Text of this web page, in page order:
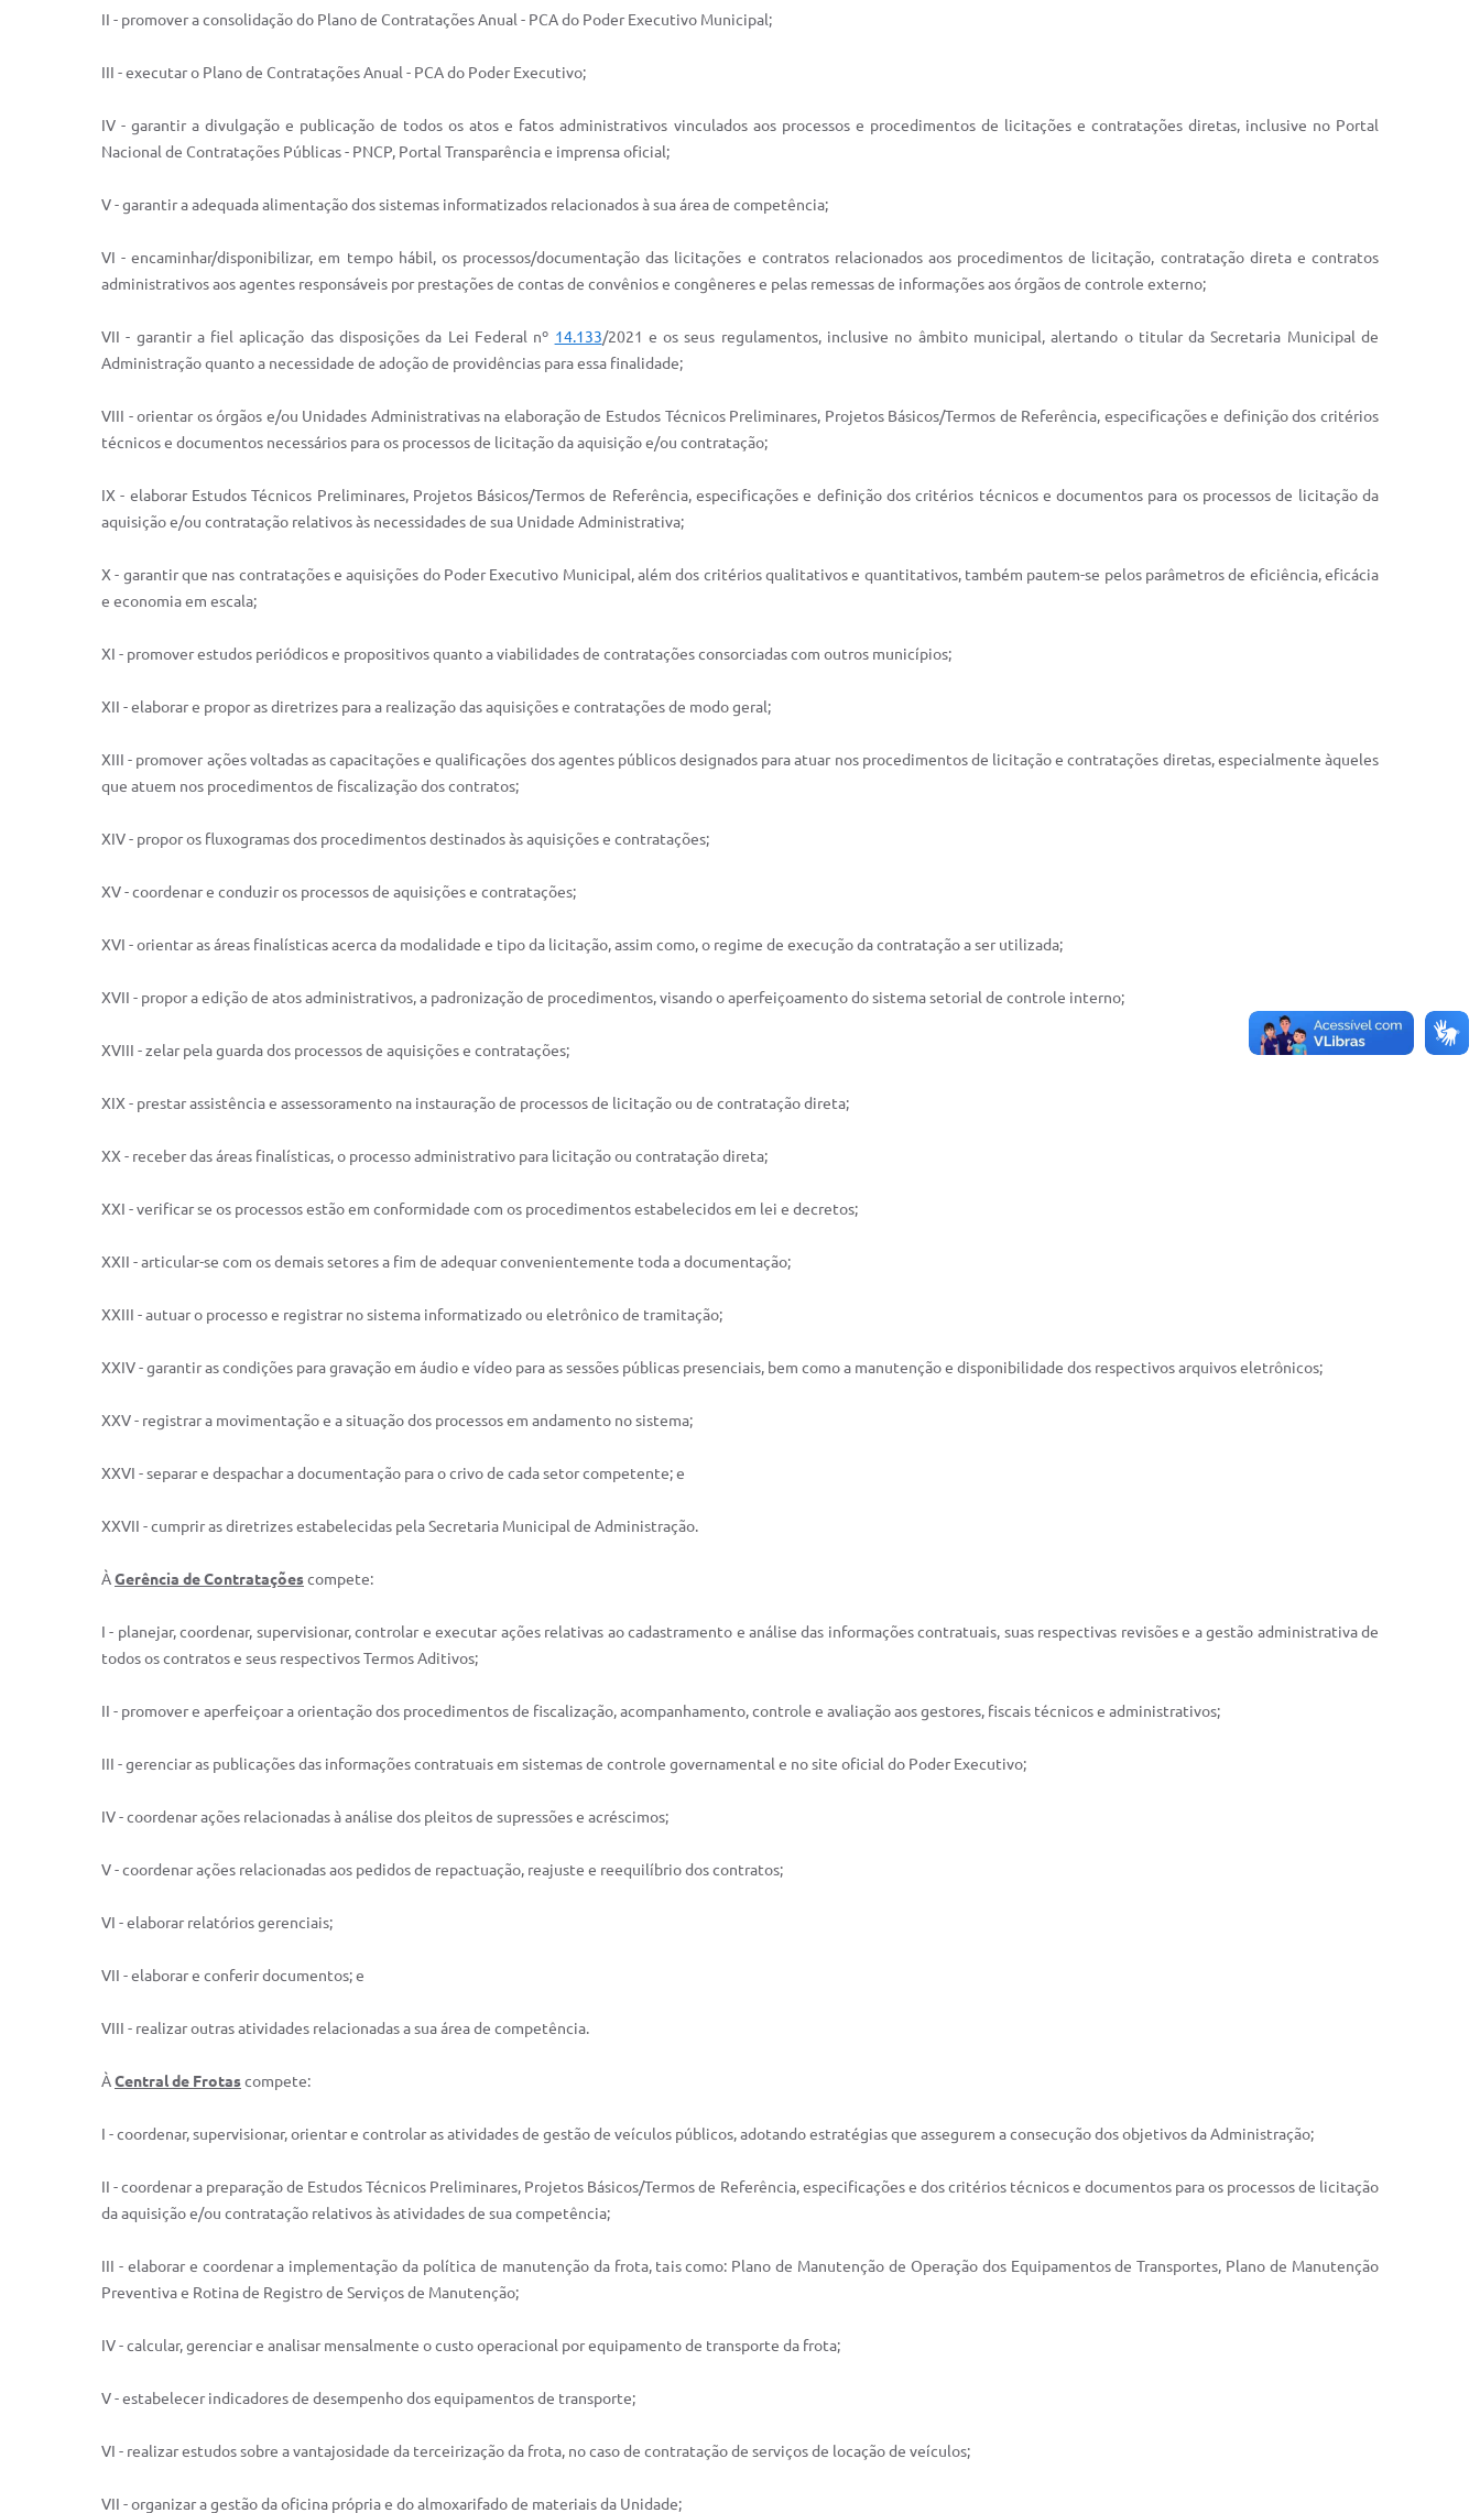
II - promover a consolidação do Plano de Contratações Anual - PCA do Poder Executivo Municipal;
III - executar o Plano de Contratações Anual - PCA do Poder Executivo;
IV - garantir a divulgação e publicação de todos os atos e fatos administrativos vinculados aos processos e procedimentos de licitações e contratações diretas, inclusive no Portal
Nacional de Contratações Públicas - PNCP, Portal Transparência e imprensa oficial;
V - garantir a adequada alimentação dos sistemas informatizados relacionados à sua área de competência;
VI - encaminhar/disponibilizar, em tempo hábil, os processos/documentação das licitações e contratos relacionados aos procedimentos de licitação, contratação direta e contratos
administrativos aos agentes responsáveis por prestações de contas de convênios e congêneres e pelas remessas de informações aos órgãos de controle externo;
VII - garantir a fiel aplicação das disposições da Lei Federal nº 14.133/2021 e os seus regulamentos, inclusive no âmbito municipal, alertando o titular da Secretaria Municipal de
Administração quanto a necessidade de adoção de providências para essa finalidade;
VIII - orientar os órgãos e/ou Unidades Administrativas na elaboração de Estudos Técnicos Preliminares, Projetos Básicos/Termos de Referência, especificações e definição dos critérios
técnicos e documentos necessários para os processos de licitação da aquisição e/ou contratação;
IX - elaborar Estudos Técnicos Preliminares, Projetos Básicos/Termos de Referência, especificações e definição dos critérios técnicos e documentos para os processos de licitação da
aquisição e/ou contratação relativos às necessidades de sua Unidade Administrativa;
X - garantir que nas contratações e aquisições do Poder Executivo Municipal, além dos critérios qualitativos e quantitativos, também pautem-se pelos parâmetros de eficiência, eficácia
e economia em escala;
XI - promover estudos periódicos e propositivos quanto a viabilidades de contratações consorciadas com outros municípios;
XII - elaborar e propor as diretrizes para a realização das aquisições e contratações de modo geral;
XIII - promover ações voltadas as capacitações e qualificações dos agentes públicos designados para atuar nos procedimentos de licitação e contratações diretas, especialmente àqueles
que atuem nos procedimentos de fiscalização dos contratos;
XIV - propor os fluxogramas dos procedimentos destinados às aquisições e contratações;
XV - coordenar e conduzir os processos de aquisições e contratações;
XVI - orientar as áreas finalísticas acerca da modalidade e tipo da licitação, assim como, o regime de execução da contratação a ser utilizada;
XVII - propor a edição de atos administrativos, a padronização de procedimentos, visando o aperfeiçoamento do sistema setorial de controle interno;
XVIII - zelar pela guarda dos processos de aquisições e contratações;
XIX - prestar assistência e assessoramento na instauração de processos de licitação ou de contratação direta;
XX - receber das áreas finalísticas, o processo administrativo para licitação ou contratação direta;
XXI - verificar se os processos estão em conformidade com os procedimentos estabelecidos em lei e decretos;
XXII - articular-se com os demais setores a fim de adequar convenientemente toda a documentação;
XXIII - autuar o processo e registrar no sistema informatizado ou eletrônico de tramitação;
XXIV - garantir as condições para gravação em áudio e vídeo para as sessões públicas presenciais, bem como a manutenção e disponibilidade dos respectivos arquivos eletrônicos;
XXV - registrar a movimentação e a situação dos processos em andamento no sistema;
XXVI - separar e despachar a documentação para o crivo de cada setor competente; e
XXVII - cumprir as diretrizes estabelecidas pela Secretaria Municipal de Administração.
ÀGerência de Contrataçõescompete:
I - planejar, coordenar, supervisionar, controlar e executar ações relativas ao cadastramento e análise das informações contratuais, suas respectivas revisões e a gestão administrativa de
todos os contratos e seus respectivos Termos Aditivos;
II - promover e aperfeiçoar a orientação dos procedimentos de fiscalização, acompanhamento, controle e avaliação aos gestores, fiscais técnicos e administrativos;
III - gerenciar as publicações das informações contratuais em sistemas de controle governamental e no site oficial do Poder Executivo;
IV - coordenar ações relacionadas à análise dos pleitos de supressões e acréscimos;
V - coordenar ações relacionadas aos pedidos de repactuação, reajuste e reequilíbrio dos contratos;
VI - elaborar relatórios gerenciais;
VII - elaborar e conferir documentos; e
VIII - realizar outras atividades relacionadas a sua área de competência.
ÀCentral de Frotascompete:
I - coordenar, supervisionar, orientar e controlar as atividades de gestão de veículos públicos, adotando estratégias que assegurem a consecução dos objetivos da Administração;
II - coordenar a preparação de Estudos Técnicos Preliminares, Projetos Básicos/Termos de Referência, especificações e dos critérios técnicos e documentos para os processos de licitação
da aquisição e/ou contratação relativos às atividades de sua competência;
III - elaborar e coordenar a implementação da política de manutenção da frota, tais como: Plano de Manutenção de Operação dos Equipamentos de Transportes, Plano de Manutenção
Preventiva e Rotina de Registro de Serviços de Manutenção;
IV - calcular, gerenciar e analisar mensalmente o custo operacional por equipamento de transporte da frota;
V - estabelecer indicadores de desempenho dos equipamentos de transporte;
VI - realizar estudos sobre a vantajosidade da terceirização da frota, no caso de contratação de serviços de locação de veículos;
VII - organizar a gestão da oficina própria e do almoxarifado de materiais da Unidade;